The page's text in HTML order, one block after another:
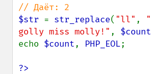
$str = str_replace( "ll" ,
golly miss molly!" , $count
echo $count, PHP_EOL;
?>